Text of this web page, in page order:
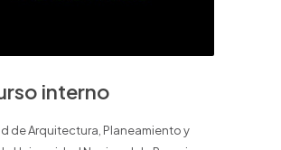
interno
de Arquitectura, Planeamiento y